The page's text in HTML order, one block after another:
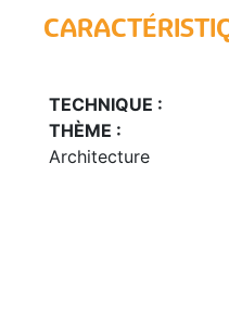
TECHNIQUE :
THÈME :
Architecture